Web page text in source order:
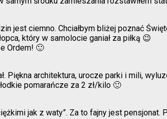
jest ciemno. Chciałbym bliżej poznać
który w samolocie ganiał za piłką 😉
Ordem! 🙂
architektura, urocze parki i mili,
pomarańcze za 2 zł/kilo 🙂
jak z waty”. Za to fajny jest